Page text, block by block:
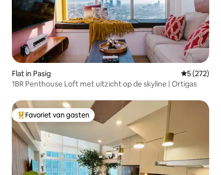
Flat in Pasig
5 (272)
1BR Penthouse Loft met uitzicht op de skyline | Ortigas
Topfavoriet van gasten
Favoriet van gasten